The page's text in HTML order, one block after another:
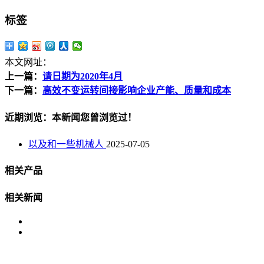
标签
本文网址：
上一篇： 请日期为2020年4月
下一篇： 高效不变运转间接影响企业产能、质量和成本
近期浏览：本新闻您曾浏览过！
以及和一些机械人 2025-07-05
相关产品
相关新闻